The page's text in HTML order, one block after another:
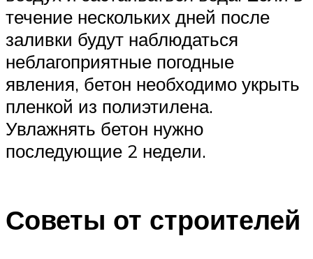
течение нескольких дней после
заливки будут наблюдаться
неблагоприятные погодные
явления, бетон необходимо укрыть
пленкой из полиэтилена.
Увлажнять бетон нужно
последующие 2 недели.
Советы от строителей